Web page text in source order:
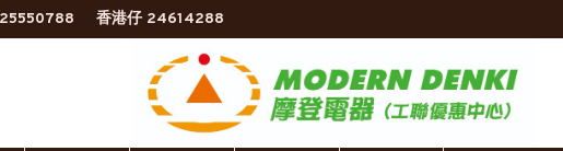
香港仔 24614288